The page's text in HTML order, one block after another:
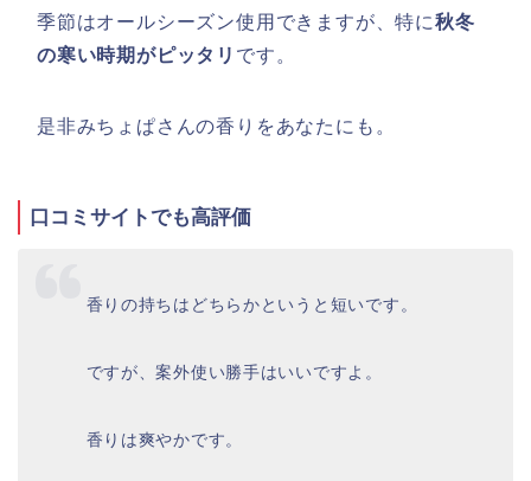
季節はオールシーズン使用できますが、特に秋冬
の寒い時期がピッタリ です。
是非みちょぱさんの香りをあなたにも。
口コミサイトでも高評価
香りの持ちはどちらかというと短いです。
ですが、案外使い勝手はいいですよ。
香りは爽やかです。